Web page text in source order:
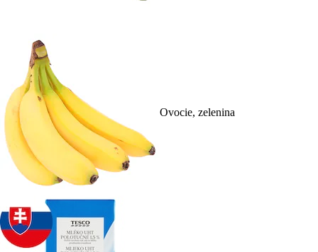
Ovocie, zelenina